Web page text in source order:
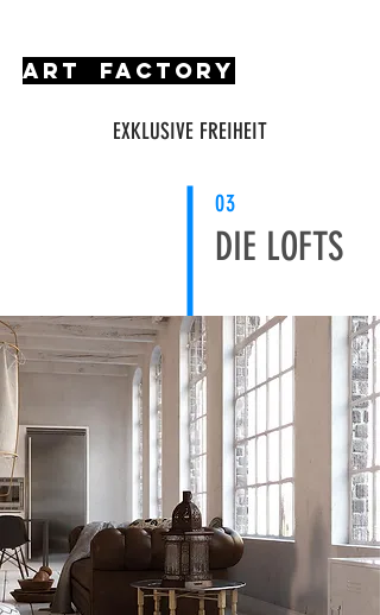
art factory
EXKLUSIVE FREIHEIT
03
DIE LOFTS